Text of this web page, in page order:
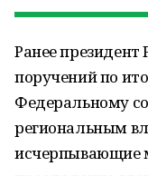
Ранее
поручений по
Федеральному
региональным
исчерпывающие